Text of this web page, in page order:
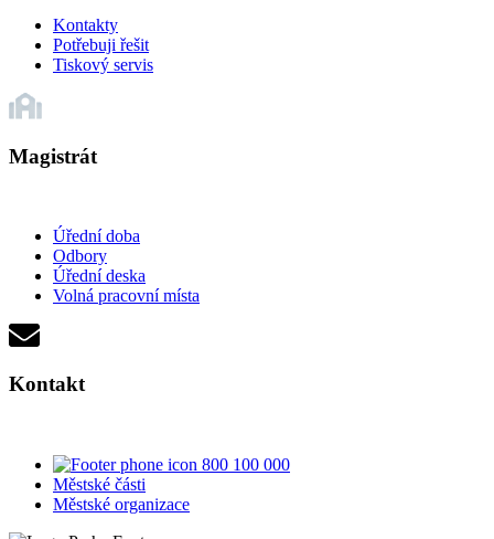
Kontakty
Potřebuji řešit
Tiskový servis
Magistrát
Úřední doba
Odbory
Úřední deska
Volná pracovní místa
Kontakt
800 100 000
Městské části
Městské organizace